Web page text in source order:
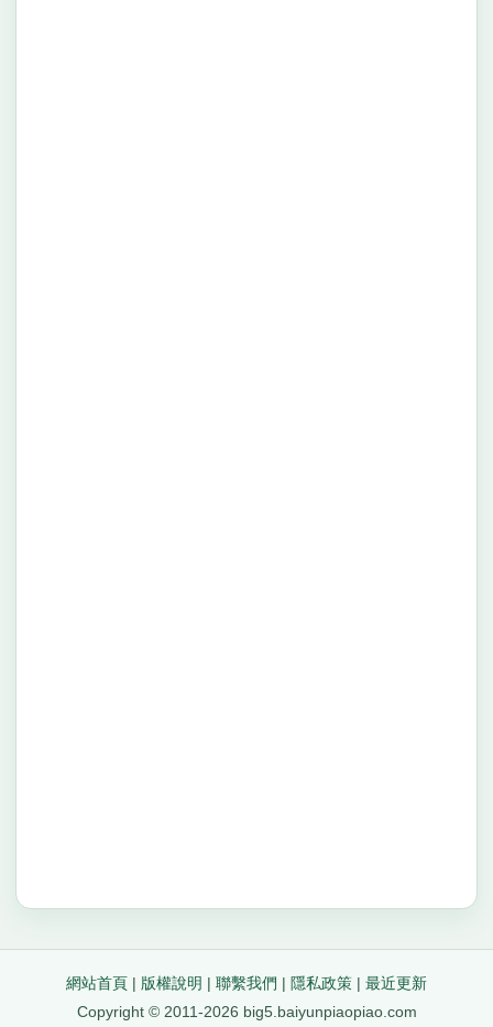
網站首頁 | 版權說明 | 聯繫我們 | 隱私政策 | 最近更新
Copyright © 2011-2026 big5.baiyunpiaopiao.com